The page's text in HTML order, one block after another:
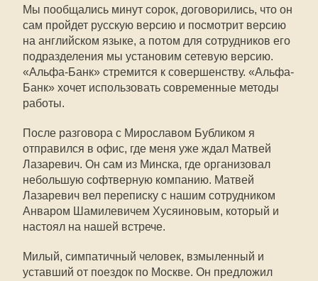
Мы пообщались минут сорок, договорились, что он
сам пройдет русскую версию и посмотрит версию
на английском языке, а потом для сотрудников его
подразделения мы установим сетевую версию.
«Альфа-Банк» стремится к совершенству. «Альфа-
Банк» хочет использовать современные методы
работы.
После разговора с Мирославом Бубликом я
отправился в офис, где меня уже ждал Матвей
Лазаревич. Он сам из Минска, где организовал
небольшую софтверную компанию. Матвей
Лазаревич вел переписку с нашим сотрудником
Анваром Шамилевичем Хусяиновым, который и
настоял на нашей встрече.
Милый, симпатичный человек, взмыленный и
уставший от поездок по Москве. Он предложил